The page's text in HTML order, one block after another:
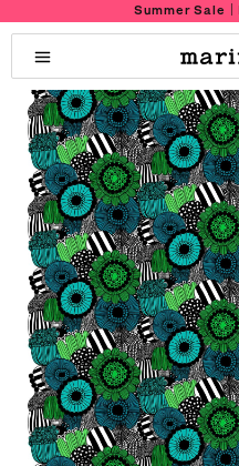
Summer Sale